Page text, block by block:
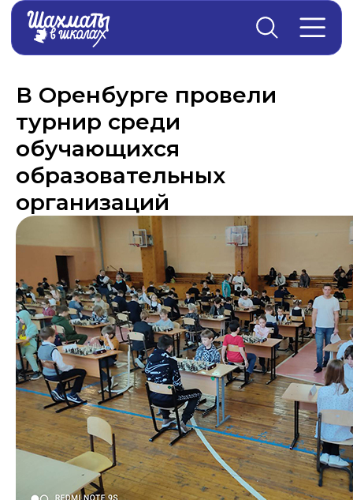
В Оренбурге провели
турнир среди
обучающихся
образовательных
организаций